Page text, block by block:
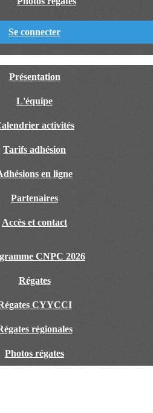
Se connecter
Présentation
L'équipe
activités
Tarifs adhésion
en ligne
Partenaires
Accès et contact
CNPC 2026
Régates
CYYCCI
régionales
Photos régates